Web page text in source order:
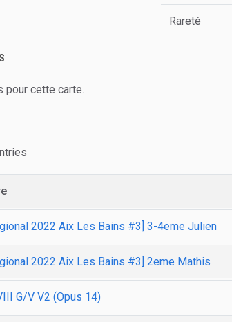
Rareté
pour cette carte.
2022 Aix Les Bains #3] 3-4eme Julien
2022 Aix Les Bains #3] 2eme Mathis
G/V V2 (Opus 14)